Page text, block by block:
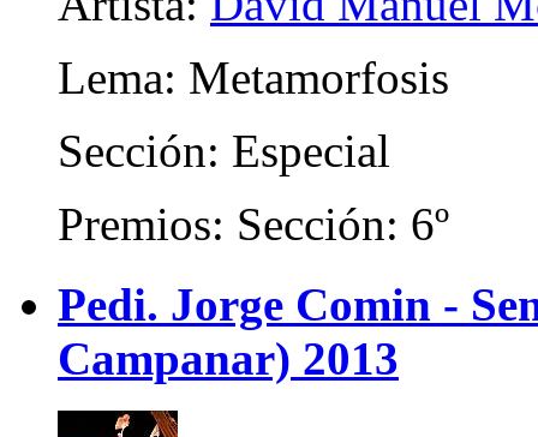
Lema: Metamorfosis
Sección: Especial
Premios: Sección: 6º
Pedi. Jorge Comin -
Campanar) 2013